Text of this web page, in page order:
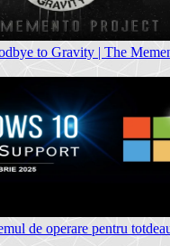
to Gravity | The
de operare pentru